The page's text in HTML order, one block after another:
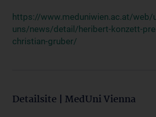
https://www.meduniwien.ac.at/web/
uns/news/detail/heribert-konzett-
christian-gruber/
Detailsite | MedUni Vienna